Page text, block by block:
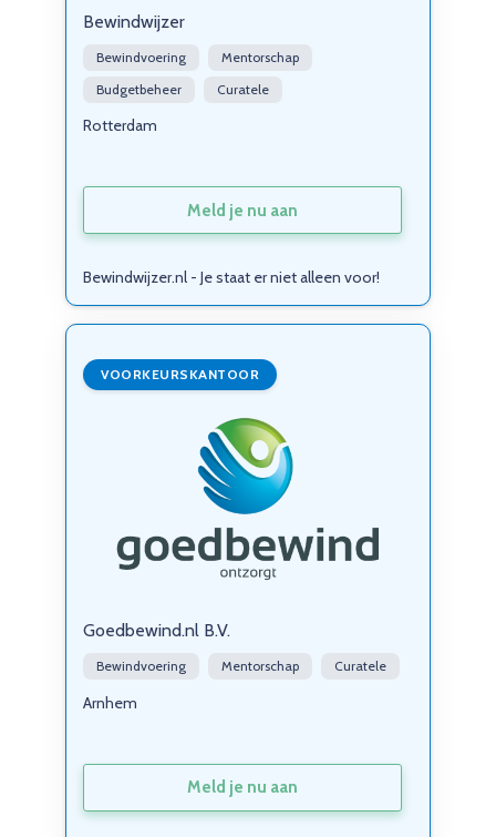
Bewindwijzer
Bewindvoering
Mentorschap
Budgetbeheer
Curatele
Rotterdam
Meld je nu aan
Bewindwijzer.nl - Je staat er niet alleen voor!
VOORKEURSKANTOOR
Goedbewind.nl B.V.
Bewindvoering Mentorschap Curatele
Arnhem
Meld je nu aan